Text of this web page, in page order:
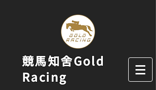
競馬知舍Gold
Racing